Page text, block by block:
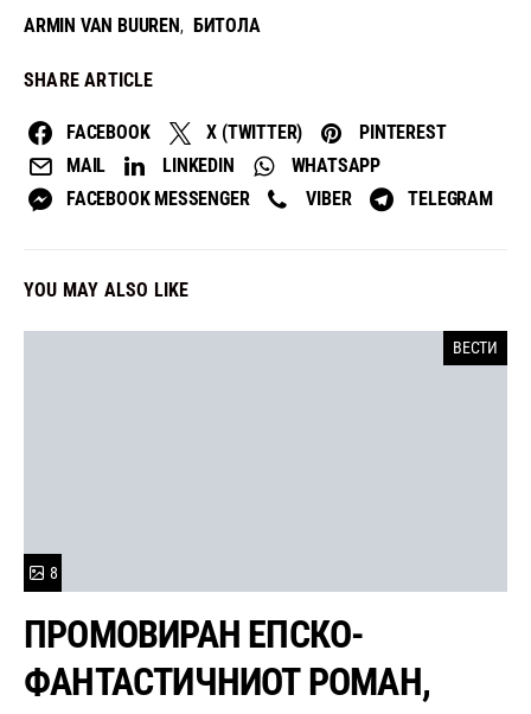
ARMIN VAN BUUREN, БИТОЛА
SHARE ARTICLE
FACEBOOK X (TWITTER)
PINTEREST
MAIL
LINKEDIN
WHATSAPP
FACEBOOK MESSENGER
VIBER TELEGRAM
YOU MAY ALSO LIKE
ВЕСТИ
8
ПРОМОВИРАН ЕПСКО-
ФАНТАСТИЧНИОТ РОМАН,